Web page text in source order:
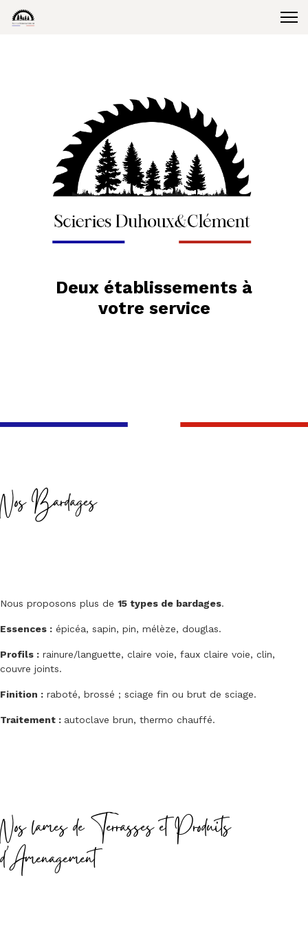
Deux établissements à
votre service
Nos Bardages
Nous proposons plus de 15 types de bardages.
Essences : épicéa, sapin, pin, mélèze, douglas.
Profils : rainure/languette, claire voie, faux claire voie, clin,
couvre joints.
Finition : raboté, brossé ; sciage fin ou brut de sciage.
Traitement : autoclave brun, thermo chauffé.
Nos lames de Terrasses et Produits
d'Amenagement